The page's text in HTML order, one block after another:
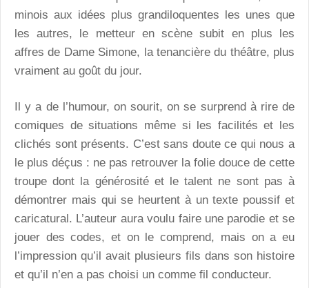
minois aux idées plus grandiloquentes les unes que
les autres, le metteur en scène subit en plus les
affres de Dame Simone, la tenancière du théâtre, plus
vraiment au goût du jour.
Il y a de l’humour, on sourit, on se surprend à rire de
comiques de situations même si les facilités et les
clichés sont présents. C’est sans doute ce qui nous a
le plus déçus : ne pas retrouver la folie douce de cette
troupe dont la générosité et le talent ne sont pas à
démontrer mais qui se heurtent à un texte poussif et
caricatural. L’auteur aura voulu faire une parodie et se
jouer des codes, et on le comprend, mais on a eu
l’impression qu’il avait plusieurs fils dans son histoire
et qu’il n’en a pas choisi un comme fil conducteur.